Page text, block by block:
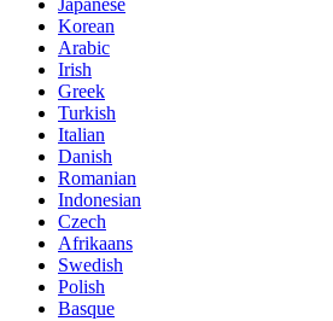
Japanese
Korean
Arabic
Irish
Greek
Turkish
Italian
Danish
Romanian
Indonesian
Czech
Afrikaans
Swedish
Polish
Basque